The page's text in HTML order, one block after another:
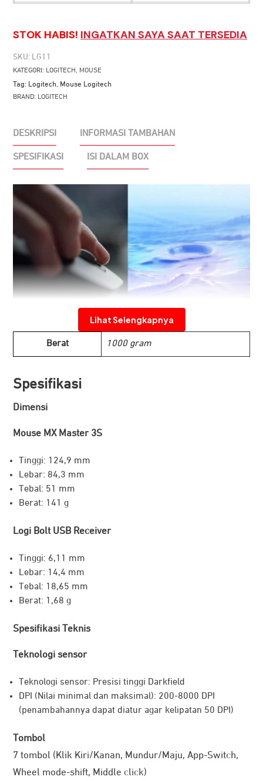
STOK HABIS! INGATKAN SAYA SAAT TERSEDIA
SKU: LG11
KATEGORI: LOGITECH, MOUSE
Tag: Logitech Mouse Logitech
BRAND: LOGITECH
DESKRIPSI INFORMASI TAMBAHAN
SPESIFIKASI ISI DALAM BOX
Bisa merasakannya – nyaris tidak mendengarnya
Memperkenalkan Quiet Clicks – berkarya, menciptakan,
dan beraksi dengan nuansa klik yang sama, tetapi lebih
lembut yang memuaskan dengan noise klik berkurang
tinggi tanpa gangguan sama sekali.
Penelusuran DPI 8k di setiap permukaan
MX Master 3S dilengkapi dengan sensor kami yang paling
akurat dengan presisi dan ketanggapan generasi terbaru.
pun, bahkan di permukaan kaca. Kamu dapat
dan tetapkan level yang tepat untuk alur kerjamu dan
resolusi layar.
Lihat Selengkapnya
Berat 1000 gram
Spesifikasi
Dimensi
Mouse MX Master 3S
Tinggi: 124,9 mm
Lebar: 84,3 mm
Tebal: 51 mm
Berat: 141 g
Logi Bolt USB Receiver
Tinggi: 6,11 mm
Lebar: 14,4 mm
Tebal: 18,65 mm
Berat: 1,68 g
Spesifikasi Teknis
Teknologi sensor
Teknologi sensor: Presisi tinggi Darkfield
DPI (Nilai minimal dan maksimal): 200-8000 DPI
(penambahannya dapat diatur agar kelipatan 50 DPI)
Tombol
7 tombol (Klik Kiri/Kanan, Mundur/Maju, App-Switch,
Wheel mode-shift, Middle click)